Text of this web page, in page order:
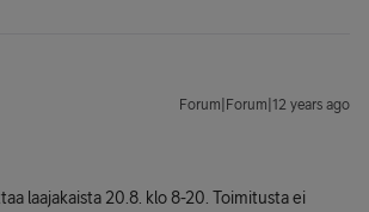
Forum|Forum|12 years ago
laajakaista 20.8. klo 8-20. Toimitusta ei